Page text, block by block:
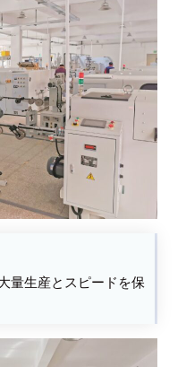
量生産とスピードを保